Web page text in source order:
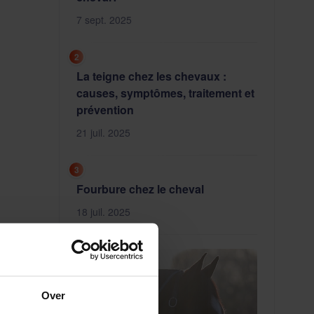
Over
7 sept. 2025
2
La teigne chez les chevaux :
causes, symptômes, traitement et
prévention
21 juil. 2025
3
Fourbure chez le cheval
18 juil. 2025
4